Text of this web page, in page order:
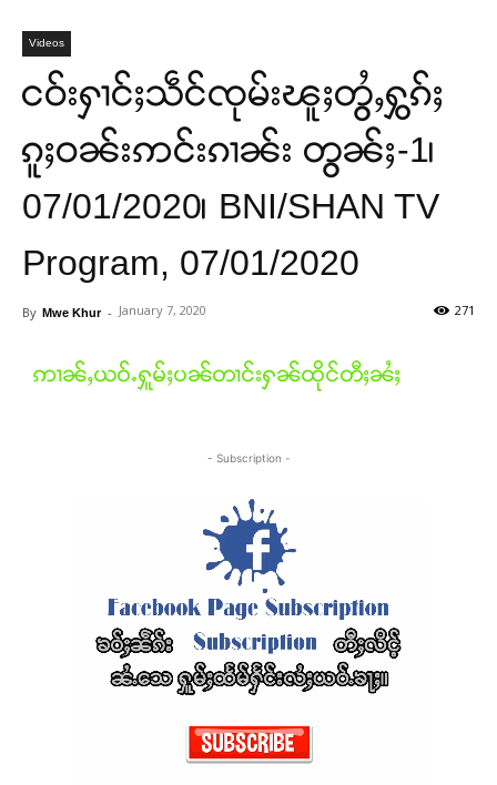
Videos
ငဝ်းႁၢင်ႈသဵင်ၸုမ်းၽူႈတွႆႇႁွၵ်ႈ
ၵူႈဝၼ်းဢင်းၵၢၼ်း တွၼ်ႈ-1၊
07/01/2020၊ BNI/SHAN TV
Program, 07/01/2020
By Mwe Khur - January 7, 2020 271
ဢၢၼ်ႇယဝ်ႉႁူမ်ႈပၼ်တၢင်းႁၼ်ထိုင်တီႈၼႆႈ
- Subscription -